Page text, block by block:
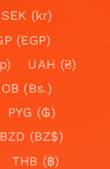
SEK (kr)
(EGP)
UAH (₴)
(Bs.)
PYG (₲)
BZD (BZ$)
THB (฿)